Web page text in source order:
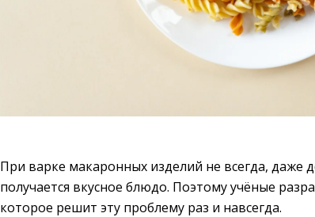
При варке макаронных изделий не всегда, даже
получается вкусное блюдо. Поэтому учёные
которое решит эту проблему раз и навсегда.